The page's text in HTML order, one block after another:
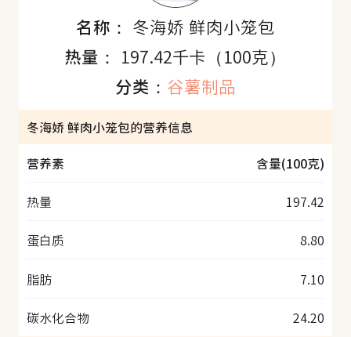
名称： 冬海娇 鲜肉小笼包
热量： 197.42千卡（100克）
分类： 谷薯制品
冬海娇 鲜肉小笼包的营养信息
营养素
含量(100克)
热量 197.42
蛋白质 8.80
脂肪 7.10
碳水化合物
24.20